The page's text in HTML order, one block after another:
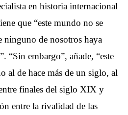
en historia internacional
que “este mundo no se
ninguno de nosotros haya
“Sin embargo”, añade, “este
al de hace más de un siglo, al
finales del siglo XIX y
entre la rivalidad de las